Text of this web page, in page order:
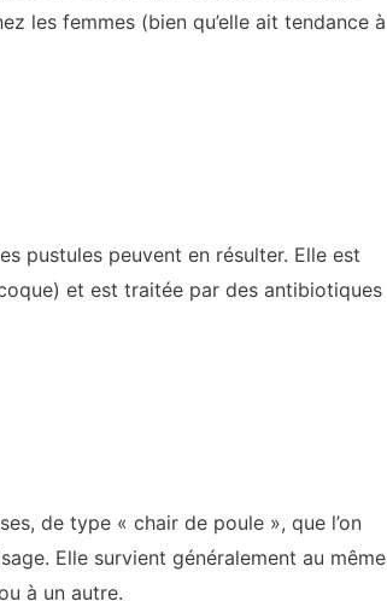
les femmes (bien qu’elle ait tendance à
pustules peuvent en résulter. Elle est
et est traitée par des antibiotiques
de type « chair de poule », que l’on
Elle survient généralement au même
à un autre.